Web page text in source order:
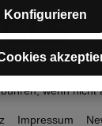
Mehrwertsteuer
wenn nicht
Impressum
Konfigurieren